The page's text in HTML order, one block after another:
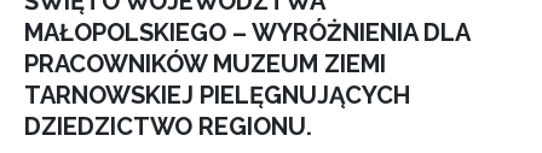
MAŁOPOLSKIEGO – WYRÓŻNIENIA DLA
PRACOWNIKÓW MUZEUM ZIEMI
TARNOWSKIEJ PIELĘGNUJĄCYCH
DZIEDZICTWO REGIONU.